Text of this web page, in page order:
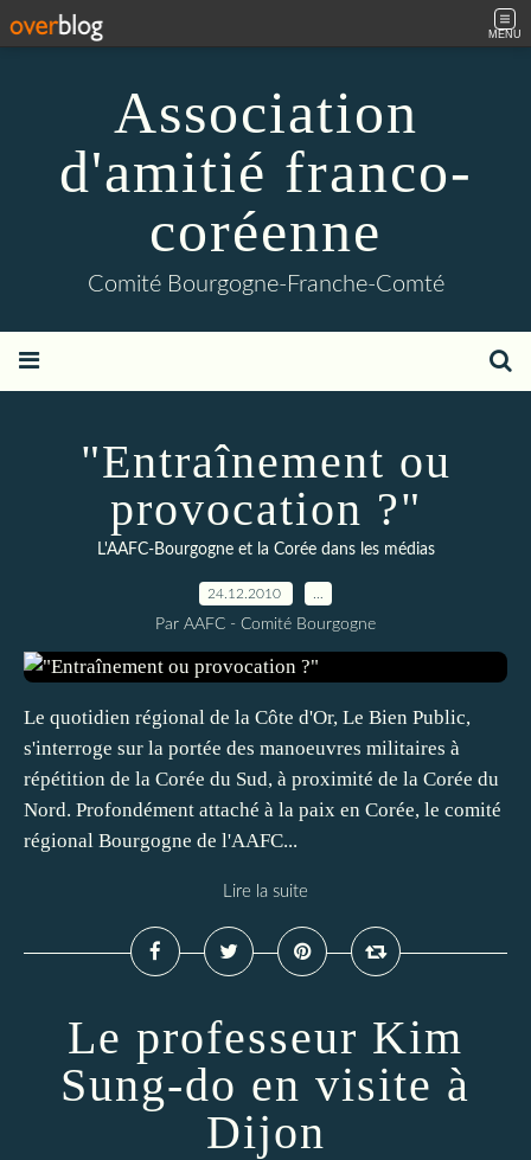
MENU
Association
d'amitié franco-
coréenne
Comité Bourgogne-Franche-Comté
"Entraînement ou
provocation ?"
L'AAFC-Bourgogne et la Corée dans les médias
24.12.2010
Par AAFC - Comité Bourgogne
Le quotidien régional de la Côte d'Or, Le Bien Public,
s'interroge sur la portée des manoeuvres militaires à
répétition de la Corée du Sud, à proximité de la Corée du
Nord. Profondément attaché à la paix en Corée, le comité
régional Bourgogne de l'AAFC...
Lire la suite
Le professeur Kim
Sung-do en visite à
Dijon